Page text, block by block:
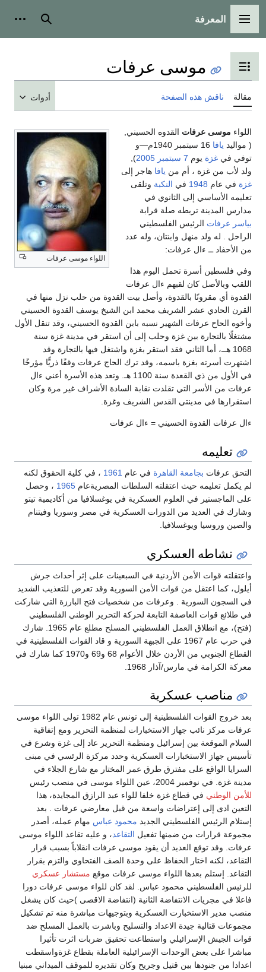
القائمة الرئيسية
المعرفة بحث
تبديل عرض جدول المحتويات
موسى عرفات
مقالة ناقش هذه الصفحة أدوات
اللواء موسى عرفات
اللواء موسى عرفات القدوه الحسيني,
( مواليد يافا
16 سبتمبر 1940م—و
توفي في غزة يوم 7 سبتمبر 2005
),
ولد لأب من غزة ، أم من يافا هاجر إلى
غزة في عام 1948 في النكبة وتلقى
تعليمه الأساسي إلى الثانوي في
مدارس المدينة تربطه صلة قرابة
بياسر عرفات الرئيس الفلسطيني
الراحل . له ولد منهل وابنتان، وله عدد
من الأحفاد ــ ءال عرفات:
وفي فلسطين أسرة تحمل اليوم هذا
اللقب وبالأصل كان لقبهم ءال عرفات
القدوة أي مقرونًا بالقدوة، وأصل بيت القدوة من حلب نزل منها في
القرن الحادي عشر الشريف محمد ابن الشيخ يوسف القدوة الحسيني
وأخوه الحاح عرفات الشهير نسبه بابن القدوة الحسيني، وقد تنقل الأول
مشتغلًا بالتجارة بين غزة وحلب إلى أن استقر في مدينة غزة سنة
1068 هــ، أما الثاني فقد استقر بغزة واشتغل فيها بالتجارة وقد
اشتهرت أسرته بغزة باسمه، وقد ترك الحاج عرفات وقفًا ذريًّا مؤرخًا
في الأول من ذي القعدة سنة 1100 هـ. وتعد هذه الأسرة أعني ءال
عرفات من الأسر التي تقلدت نقابة السادة الأشراف غير مرة وكان
استقرارها في مدينتي القدس الشريف وغزة.
ءال عرفات القدوة الحسيني = ءال عرفات
تعليمه
التحق عرفات بجامعة القاهرة في عام 1961 ، في كلية الحقوق لكنه
لم يكمل تعليمه حيث اعتقلته السلطات المصريةعام 1965 ، وحصل
على الماجستير في العلوم العسكرية في يوغسلافيا من أكاديمية تيتو
وشارك في العديد من الدورات العسكرية في مصر وسوريا وفيتنام
والصين وروسيا ويوغسلافيا.
نشاطه العسكري
واعتقلته قوات الأمن الأردنية في السبعينات على إثر أحداث جرش
أيلول، كما اعتقل من قوات الأمن السورية وقد تعرض للتعذيب الشديد
في السجون السورية . وعرفات من شخصيات فتح البارزة التي شاركت
في طلائع قوات العاصفة التابعة لحركة التحرير الوطني الفلسطيني
(فتح)، مع انطلاق العمل الفلسطيني المسلح مطلع عام 1965. شارك
في حرب عام 1967 على الجبهة السورية و قاد القوات الفلسطينية في
القطاع الجنوبي من الأردن خلال الأعوام 68 و69 و1970 كما شارك في
معركة الكرامة في مارس/آذار 1968.
مناصب عسكرية
بعد خروج القوات الفلسطينية إلى تونس عام 1982 تولى اللواء موسى
عرفات مركز نائب جهاز الاستخبارات لمنظمة التحرير ومع إتفاقية
السلام الموقعة بين إسرائيل ومنظمة التحرير عاد إلى غزة وشرع في
تأسيس جهاز الاستخبارات العسكرية وحدد مركزة الرئسي في مبنى
السرايا الواقع على مفترق طرق عمر المختار مع شارع الجلاء في
مدينة غزة. في نوفمبر 2004، عين اللواء موسى في منصب رئيس
للأمن الوطني في قطاع غزة خلفا للواء عبد الرازق المجايدة، هذا
التعين ادى إلى إعتراضات واسعة من قبل معارضي عرفات . بعد
إستلام الرئيس الفلسطيني الجديد محمود عباس مهام عمله، أصدر
مجموعة قرارات من ضمنها تفعيل التقاعد، و عليه تقاعد اللواء موسى
عرفات. وقد توقع العديد أن يقود موسى عرفات انقلاباً بسبب قرار
التقاعد، لكنه اختار الحفاظ على وحدة الصف الفتحاوي والتزم بقرار
التقاعد. إستلم بعدها اللواء موسى عرفات موقع مستشار عسكري
للرئيس الفلسطيني محمود عباس. لقد كان للواء موسى عرفات دورا
فاعلا في مجريات الانتفاضة الثانية (انتفاضة الاقصى )حيث كان يشغل
منصب مدير الاستخبارت العسكرية وبتوجيهات مباشرة منه تم تشكيل
مجموعات قتالية جيدة الاعداد والتسليح وباشرت بالعمل المسلح ضد
قوات الجيش الإسرائيلي واستطاعت تحقيق ضربات اثرت تأثيرا
مباشرا على بعض الوحدات الإسرائيلية العاملة بقطاع غزةواسقطت
اعدادا من جنودها بين قتيل وجريح وكان تقديره للموقف الميداني مبنيا